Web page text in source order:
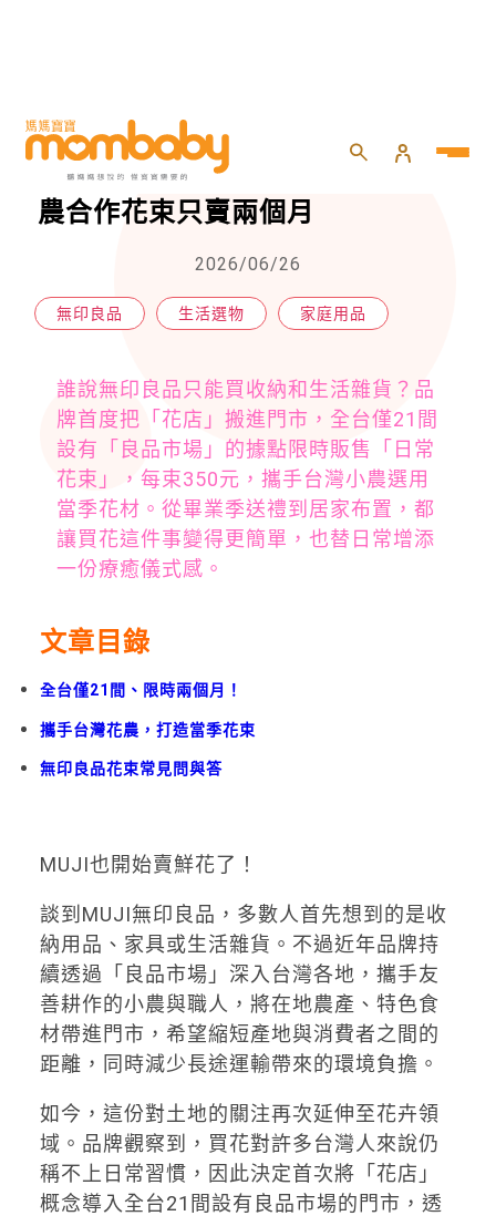
HOME 親子 家庭用品
無印良品開花店！全台僅21間，小
農合作花束只賣兩個月
2026/06/26
無印良品 生活選物 家庭用品
誰說無印良品只能買收納和生活雜貨？品
牌首度把「花店」搬進門市，全台僅21間
設有「良品市場」的據點限時販售「日常
花束」，每束350元，攜手台灣小農選用
當季花材。從畢業季送禮到居家布置，都
讓買花這件事變得更簡單，也替日常增添
一份療癒儀式感。
文章目錄
全台僅21間、限時兩個月！
攜手台灣花農，打造當季花束
無印良品花束常見問與答
MUJI也開始賣鮮花了！
談到MUJI無印良品，多數人首先想到的是收
納用品、家具或生活雜貨。不過近年品牌持
續透過「良品市場」深入台灣各地，攜手友
善耕作的小農與職人，將在地農產、特色食
材帶進門市，希望縮短產地與消費者之間的
距離，同時減少長途運輸帶來的環境負擔。
如今，這份對土地的關注再次延伸至花卉領
域。品牌觀察到，買花對許多台灣人來說仍
稱不上日常習慣，因此決定首次將「花店」
概念導入全台21間設有良品市場的門市，透